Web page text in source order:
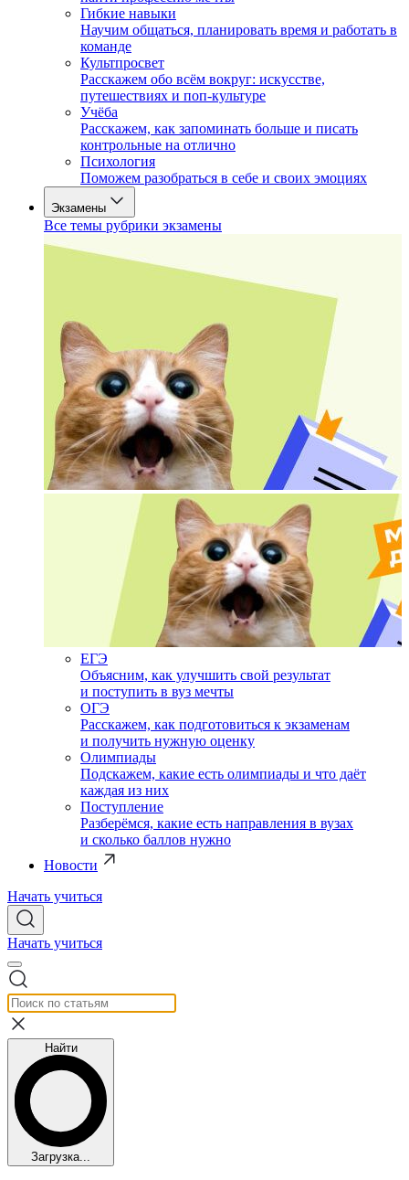
Гибкие навыки
Научим общаться, планировать время и работать в
команде
Культпросвет
Расскажем обо всём вокруг: искусстве,
путешествиях и поп-культуре
Учёба
Расскажем, как запоминать больше и писать
контрольные на отлично
Психология
Поможем разобраться в себе и своих эмоциях
Экзамены
Все темы рубрики экзамены
ЕГЭ
Объясним, как улучшить свой результат
и поступить в вуз мечты
ОГЭ
Расскажем, как подготовиться к экзаменам
и получить нужную оценку
Олимпиады
Подскажем, какие есть олимпиады и что даёт
каждая из них
Поступление
Разберёмся, какие есть направления в вузах
и сколько баллов нужно
Новости
Начать учиться
Начать учиться
Найти
Загрузка...